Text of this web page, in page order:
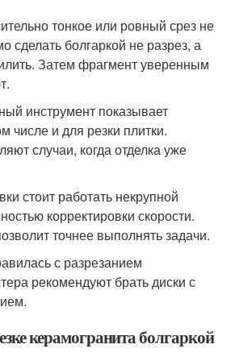
тонкое или ровный срез не
сделать болгаркой не разрез, а
Затем фрагмент уверенным
инструмент показывает
числе и для резки плитки.
случаи, когда отделка уже
стоит работать некрупной
корректировки скорости.
точнее выполнять задачи.
с разрезанием
рекомендуют брать диски с
керамогранита болгаркой